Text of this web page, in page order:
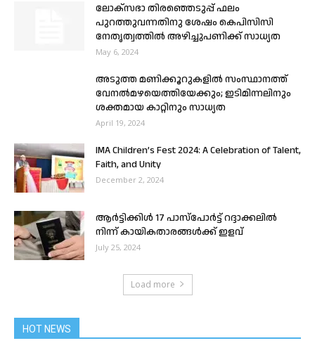
ലോക്‌സഭാ തിരഞ്ഞെടുപ്പ് ഫലം
പുറത്തുവന്നതിനു ശേഷം കെപിസിസി
നേതൃത്വത്തില്‍ അഴിച്ചുപണിക്ക് സാധ്യത
May 6, 2024
അടുത്ത മണിക്കൂറുകളിൽ സംസ്ഥാനത്ത്
വേനൽമഴയെത്തിയേക്കും; ഇടിമിന്നലിനും
ശക്തമായ കാറ്റിനും സാധ്യത
April 19, 2024
IMA Children’s Fest 2024: A Celebration of Talent,
Faith, and Unity
December 2, 2024
ആർട്ടിക്കിൾ 17 പാസ്‌പോർട്ട് റദ്ദാക്കലിൽ
നിന്ന് കായികതാരങ്ങൾക്ക് ഇളവ്
July 25, 2024
Load more
HOT NEWS